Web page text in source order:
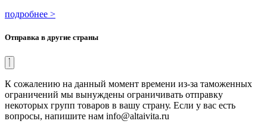
подробнее >
Отправка в другие страны
К сожалению на данный момент времени из-за таможенных
ограничений мы вынуждены ограничивать отправку
некоторых групп товаров в вашу страну. Если у вас есть
вопросы, напишите нам info@altaivita.ru